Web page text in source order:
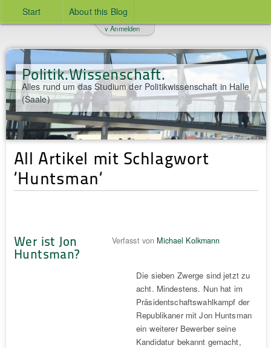
Start About this Blog
Politik.Wissenschaft.
Alles rund um das Studium der Politikwissenschaft in Halle
(Saale)
v Anmelden
All Artikel mit Schlagwort
‘Huntsman‘
Wer ist Jon
Huntsman?
Verfasst von Michael Kolkmann
Die sieben Zwerge sind jetzt zu
acht. Mindestens. Nun hat im
Präsidentschaftswahlkampf der
Republikaner mit Jon Huntsman
ein weiterer Bewerber seine
Kandidatur bekannt gemacht,